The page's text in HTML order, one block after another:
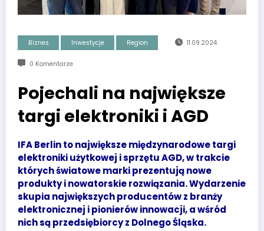
Biznes Inwestycje Region 11.09.2024
0 Komentarze
Pojechali na największe
targi elektroniki i AGD
IFA Berlin to największe międzynarodowe targi
elektroniki użytkowej i sprzętu AGD, w trakcie
których światowe marki prezentują nowe
produkty i nowatorskie rozwiązania. Wydarzenie
skupia największych producentów z branży
elektronicznej i pionierów innowacji, a wśród
nich są przedsiębiorcy z Dolnego Śląska.